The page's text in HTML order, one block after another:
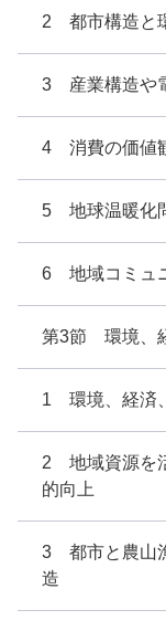
2 都市構造と
3 産業構造や
4 消費の価値
5 地球温暖化
6 地域コミュ
第3節 環境、
1 環境、経済
2 地域資源を
的向上
3 都市と農山
造